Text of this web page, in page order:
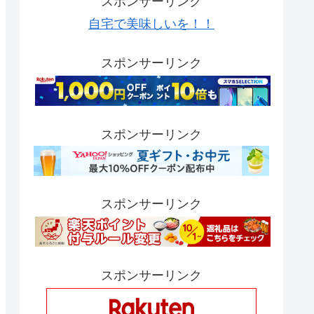
自宅で美味しいを！！
スポンサーリンク
スポンサーリンク
スポンサーリンク
スポンサーリンク